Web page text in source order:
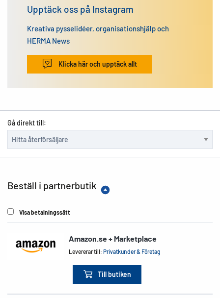
Upptäck oss på Instagram
Kreativa pysselidéer, organisationshjälp och
HERMA News
Klicka här och upptäck allt
Gå direkt till:
Beställ i partnerbutik
Visa betalningssätt
Amazon.se + Marketplace
Levererar till:Privatkunder & Företag
Till butiken